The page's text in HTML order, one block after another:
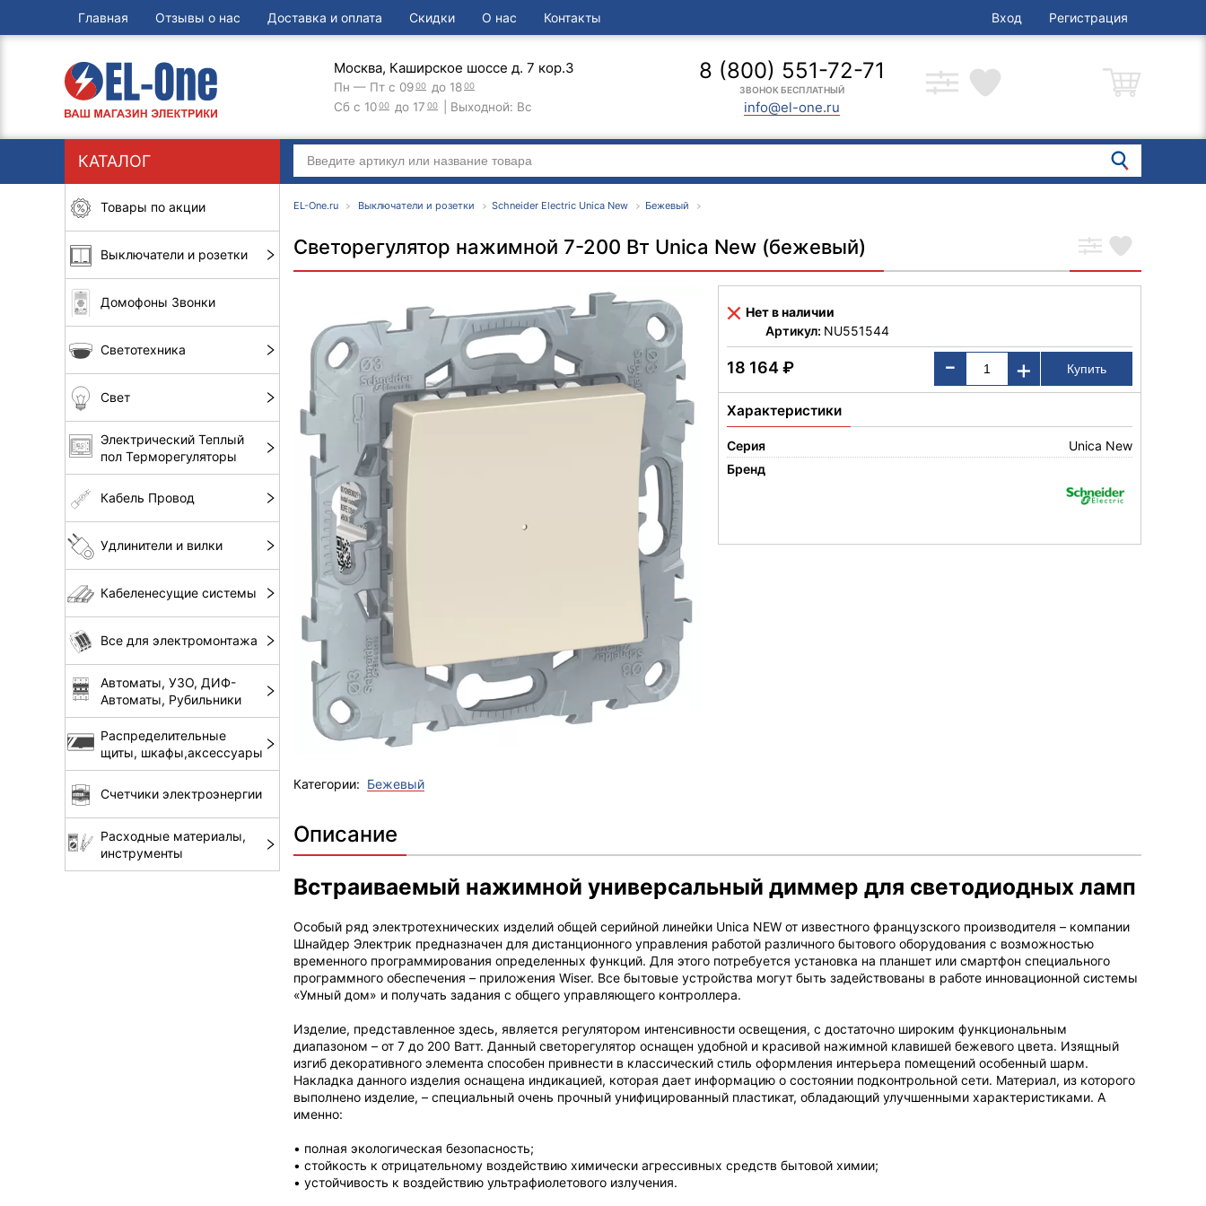
Главная Отзывы о нас Доставка и оплата Скидки О нас Контакты Вход Регистрация
Москва, Каширское шоссе д. 7 кор.3
Пн — Пт с 0900 до 1800
Сб с 1000 до 17 00 | Выходной: Вс
8 (800) 551-72-71
ЗВОНОК БЕСПЛАТНЫЙ
info@el-one.ru
КАТАЛОГ
Товары по акции
Выключатели и розетки
Домофоны Звонки
Светотехника
Свет
Электрический Теплый
пол Терморегуляторы
Кабель Провод
Удлинители и вилки
Кабеленесущие системы
Все для электромонтажа
Автоматы, УЗО, ДИФ-
Автоматы, Рубильники
Распределительные
щиты, шкафы,аксессуары
Счетчики электроэнергии
Расходные материалы,
инструменты
EL-One.ru Выключатели и розетки Schneider Electric Unica New Бежевый
Светорегулятор нажимной 7-200 Вт Unica New (бежевый)
Категории: Бежевый
Нет в наличии
Артикул: NU551544
18 164₽ - +
Характеристики
Серия
Unica New
Бренд
Описание
Встраиваемый нажимной универсальный диммер для светодиодных ламп
Особый ряд электротехнических изделий общей серийной линейки Unica NEW от известного французского производителя – компании
Шнайдер Электрик предназначен для дистанционного управления работой различного бытового оборудования с возможностью
временного программирования определенных функций. Для этого потребуется установка на планшет или смартфон специального
программного обеспечения – приложения Wiser. Все бытовые устройства могут быть задействованы в работе инновационной системы
«Умный дом» и получать задания с общего управляющего контроллера.
Изделие, представленное здесь, является регулятором интенсивности освещения, с достаточно широким функциональным
диапазоном – от 7 до 200 Ватт. Данный светорегулятор оснащен удобной и красивой нажимной клавишей бежевого цвета. Изящный
изгиб декоративного элемента способен привнести в классический стиль оформления интерьера помещений особенный шарм.
Накладка данного изделия оснащена индикацией, которая дает информацию о состоянии подконтрольной сети. Материал, из которого
выполнено изделие, – специальный очень прочный унифицированный пластикат, обладающий улучшенными характеристиками. А
именно:
• полная экологическая безопасность;
• стойкость к отрицательному воздействию химически агрессивных средств бытовой химии;
• устойчивость к воздействию ультрафиолетового излучения.